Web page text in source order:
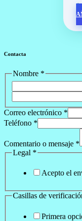
+
Contacta
Nombre *
Correo electrónico *
Teléfono *
Comentario o mensaje *
Legal *
Acepto el
Casillas de
Primera